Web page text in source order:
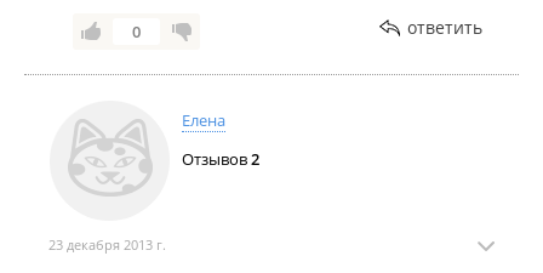
0 ответить
Елена
Отзывов2
23 декабря 2013 г.